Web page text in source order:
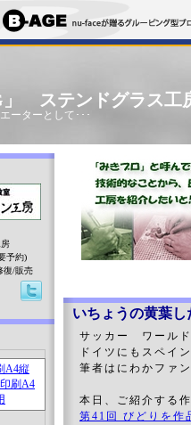
」 ステンドグラス工
ーターとして･･･
いちょうの黄葉
サッカー ワールド
ドイツにもスペイ
筆者はにわかファ
本日、ご紹介する
第41回 びどりを作
予約)
復/販売